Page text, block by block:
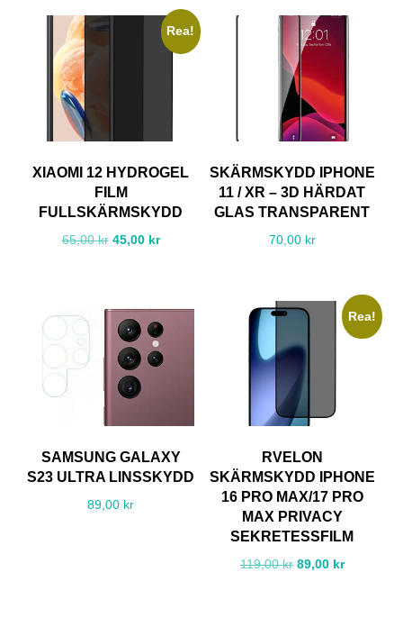
Rea!
XIAOMI 12 HYDROGEL
FILM
FULLSKÄRMSKYDD
65,00kr Det
65,00 kr.
45,00 krDet
45,00 kr.
SKÄRMSKYDD IPHONE
11 / XR – 3D HÄRDAT
GLAS TRANSPARENT
70,00 kr
SAMSUNG GALAXY
S23 ULTRA LINSSKYDD
89,00 kr
Rea!
RVELON
SKÄRMSKYDD IPHONE
16 PRO MAX/17 PRO
MAX PRIVACY
SEKRETESSFILM
119,00kr Det
89,00 krDet